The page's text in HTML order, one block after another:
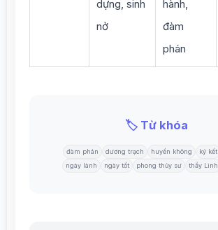
dựng, sinh
nở
hành,
đàm
phán
🏷️ Từ khóa
đàm phán dương trạch huyền không ký kết
ngày lành
ngày tốt phong thủy sư thầy Linh